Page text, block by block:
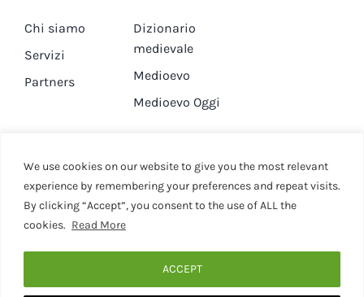
We use cookies on our website to give you the most relevant
experience by remembering your preferences and repeat visits.
By clicking “Accept”, you consent to the use of ALL the
cookies. Read More
ACCEPT
Chi siamo
Servizi
Partners
Dizionario
medievale
Medioevo
Medioevo Oggi
DA GUARDARE
Canale YouTube
CONTATTI
Contatti